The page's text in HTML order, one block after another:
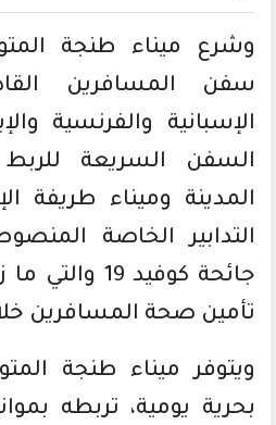
وشرع ميناء طنجة
سفن المسافرين
الإسبانية والفرنسية
السفن السريعة
المدينة وميناء طريفة
التدابير الخاصة
جائحة كوفيد
تأمين صحة المسافرين
بحرية يومية، تربطه